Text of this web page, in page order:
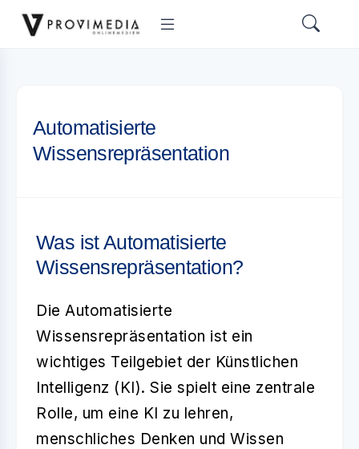
Automatisierte
Wissensrepräsentation
Was ist Automatisierte
Wissensrepräsentation?
Die Automatisierte
Wissensrepräsentation ist ein
wichtiges Teilgebiet der Künstlichen
Intelligenz (KI). Sie spielt eine zentrale
Rolle, um eine KI zu lehren,
menschliches Denken und Wissen